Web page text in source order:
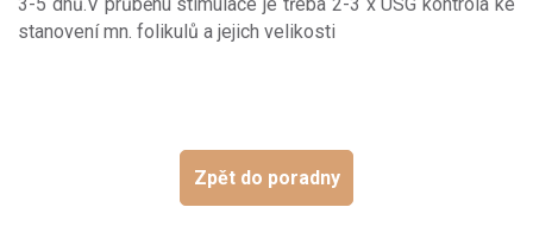
stanovení mn. folikulů a jejich velikosti
Zpět do poradny